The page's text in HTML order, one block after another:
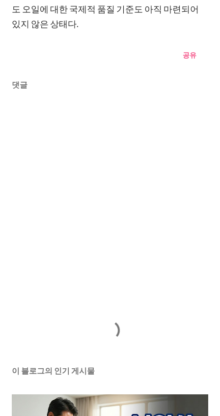
도 오일에 대한 국제적 품질 기준도 아직 마련되어
있지 않은 상태다.
공유
댓글
이 블로그의 인기 게시물